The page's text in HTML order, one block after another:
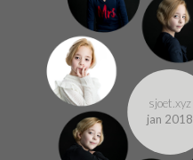
sjoet.xyz
jan 2018